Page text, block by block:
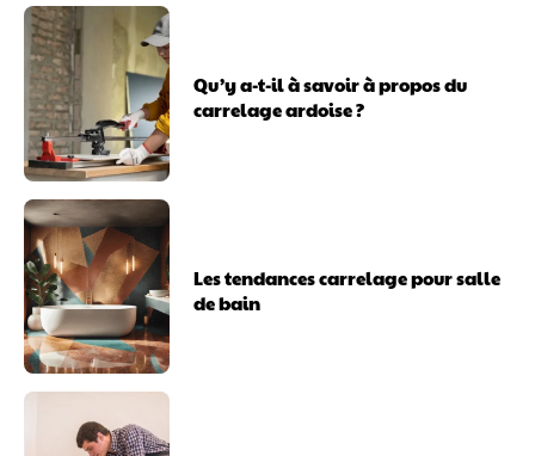
Qu’y a-t-il à savoir à propos du
carrelage ardoise ?
Les tendances carrelage pour salle
de bain